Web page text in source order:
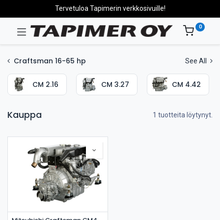
Tervetuloa Tapimerin verkkosivuille!
0
Craftsman 16-65 hp See All
CM 2.16 CM 3.27 CM 4.42
Kauppa 1 tuotteita löytynyt.